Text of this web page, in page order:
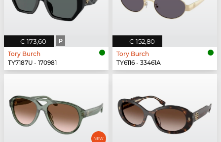
€ 173,60 P
Tory Burch
TY7187U - 170981
€ 152,80
Tory Burch
TY6116 - 33461A